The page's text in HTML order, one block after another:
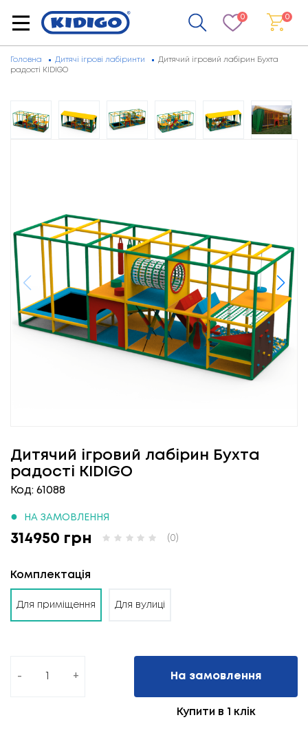
0 0
Головна Дитячі ігрові лабіринти
Дитячий ігровий лабірин Бухта
радості KIDIGO
Дитячий ігровий лабірин Бухта
радості KIDIGO
Код: 61088
● НА ЗАМОВЛЕННЯ
314950 грн (0)
Комплектація
Для приміщення Для вулиці
- + На замовлення
Купити в 1 клік